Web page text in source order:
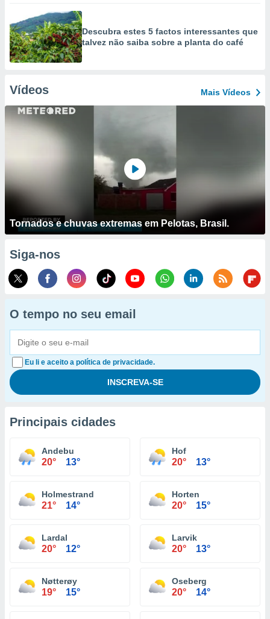
Descubra estes 5 factos interessantes que
talvez não saiba sobre a planta do café
Vídeos Mais Vídeos
Tornados e chuvas extremas em Pelotas, Brasil.
Siga-nos
O tempo no seu email
Eu li e aceito a política de privacidade.
Principais cidades
Andebu
20° 13°
Hof
20° 13°
Holmestrand
21° 14°
Horten
20° 15°
Lardal
20° 12°
Larvik
20° 13°
Nøtterøy
19° 15°
Oseberg
20° 14°